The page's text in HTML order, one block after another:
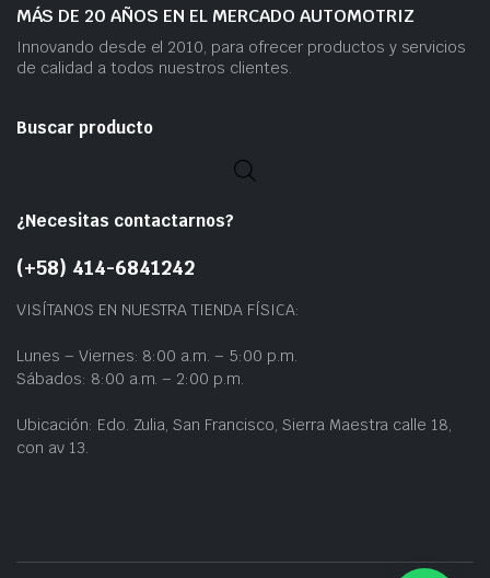
MÁS DE 20 AÑOS EN EL MERCADO AUTOMOTRIZ
Innovando desde el 2010, para ofrecer productos y servicios
de calidad a todos nuestros clientes.
Buscar producto
¿Necesitas contactarnos?
(+58) 414-6841242
VISÍTANOS EN NUESTRA TIENDA FÍSICA:
Lunes – Viernes: 8:00 a.m. – 5:00 p.m.
Sábados: 8:00 a.m. – 2:00 p.m.
Ubicación: Edo. Zulia, San Francisco, Sierra Maestra calle 18,
con av 13.